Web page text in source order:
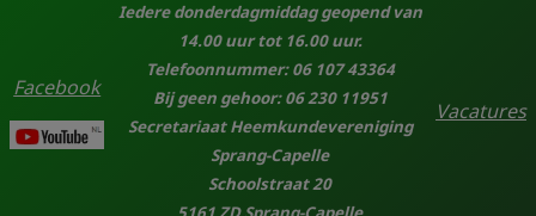
Facebook
Iedere donderdagmiddag geopend van
14.00 uur tot 16.00 uur.
Telefoonnummer: 06 107 43364
Bij geen gehoor: 06 230 11951
Secretariaat Heemkundevereniging
Sprang-Capelle
Schoolstraat 20
Vacatures